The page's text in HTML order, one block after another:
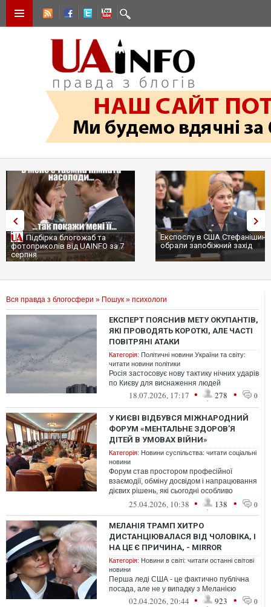
Підбірка блогожаб та
фотоприколів від UAINFO за 7
серпня
Експослу в США
обрали запобіжний захід
Вся правда з блогосфери » Пошук » психологи
ЕКСПЕРТ ПОЯСНИВ МЕТУ ОКУПАНТІВ,
ЯКІ ПРОВОДЯТЬ КОРОТКІ, АЛЕ ЧАСТІ
ПОВІТРЯНІ АТАКИ
Категорія: Політичні новини України та світу:
читати новини політики
Росія застосовує нову тактику нічних ударів
по Києву для виснаження людей
18.07.2026, 17:17 • 278 • 0
У КИЄВІ ВІДБУВСЯ МІЖНАРОДНИЙ
ФОРУМ «МЕНТАЛЬНЕ ЗДОРОВʼЯ
ДІТЕЙ В УМОВАХ ВІЙНИ»
Категорія: Новини суспільства: читати соціальні
новини
Форум став простором професійної
взаємодії, обміну досвідом і напрацювання
дієвих рішень, які сьогодні особливо
потрібні українським родинам та освітн...
25.04.2026, 10:38 • 138 • 0
МЕЛАНІЯ ТРАМП ХИТРО
ДИСТАНЦІЮВАЛАСЯ ВІД ЧОЛОВІКА, І
НА ЦЕ Є ПРИЧИНА, - MIRROR
Категорія: Новини в світі: читати останні світові
новини
Перша леді США - це фактично публічна
посада, але не у випадку з Меланією
02.04.2026, 20:44 • 923 • 0